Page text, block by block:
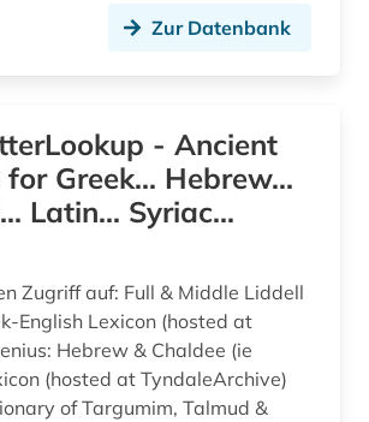
fid theologie (1)
finanzwissenschaft (1)
flavius | 37-100 | (1)
(5)
(1)
Zur Datenbank
- Ancient
for Greek... Hebrew...
Latin... Syriac...
Full & Middle Liddell
English Lexicon (hosted at
(hosted at TyndaleArchive)
of Targumim, Talmud &